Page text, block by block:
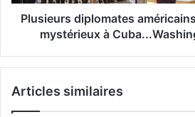
Plusieurs diplomates
mystérieux à
Articles similaires